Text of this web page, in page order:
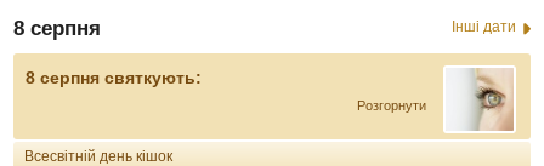
8 серпня Інші дати
8 серпня святкують:
Розгорнути
Всесвітній день кішок